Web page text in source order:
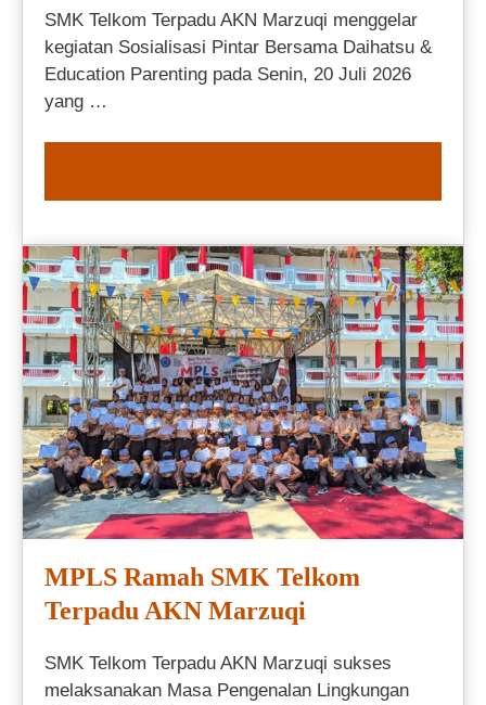
SMK Telkom Terpadu AKN Marzuqi menggelar
kegiatan Sosialisasi Pintar Bersama Daihatsu &
Education Parenting pada Senin, 20 Juli 2026
yang …
MPLS Ramah SMK Telkom
Terpadu AKN Marzuqi
SMK Telkom Terpadu AKN Marzuqi sukses
melaksanakan Masa Pengenalan Lingkungan